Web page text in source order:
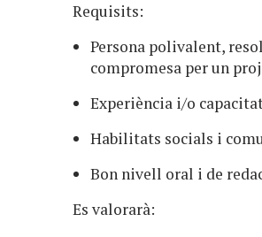
Requisits:
Persona polivalent,
compromesa per un
Experiència i/o
Habilitats socials i
Bon nivell oral i de
Es valorarà: